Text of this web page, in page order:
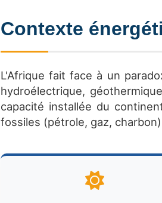
Contexte
L'Afrique fait face à un
hydroélectrique,
capacité installée du
fossiles (pétrole, gaz,